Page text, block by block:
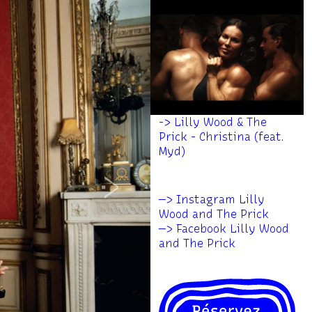
Next
-> Lilly Wood & The
Prick - Christina (feat.
Myd)
—> Instagram Lilly
Wood and The Prick
—> Facebook Lilly Wood
and The Prick